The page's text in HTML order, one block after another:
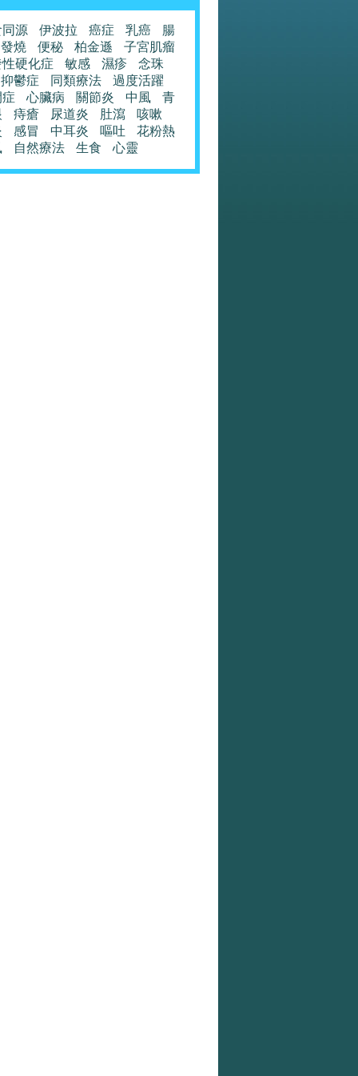
源 伊波拉 癌症 乳癌
腸
發燒
便秘 柏金遜
子宮肌瘤
硬化症
敏感 濕疹
念珠
抑鬱症
同類療法
過度活躍
心臟病 關節炎 中風
青
痔瘡 尿道炎 肚瀉
咳嗽
感冒 中耳炎 嘔吐
花粉熱
自然療法 生食 心靈